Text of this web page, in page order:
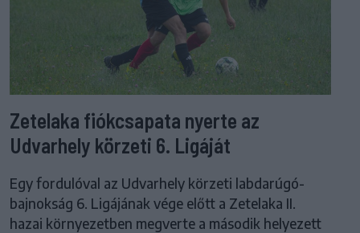
Zetelaka fiókcsapata nyerte az
Udvarhely körzeti 6. Ligáját
Egy fordulóval az Udvarhely körzeti labdarúgó-
bajnokság 6. Ligájának vége előtt a Zetelaka II.
hazai környezetben megverte a második helyezett